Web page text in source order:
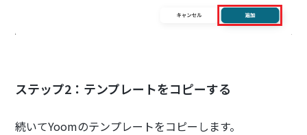
ステップ2：テンプレートをコピーする
続いてYoomのテンプレートをコピーします。